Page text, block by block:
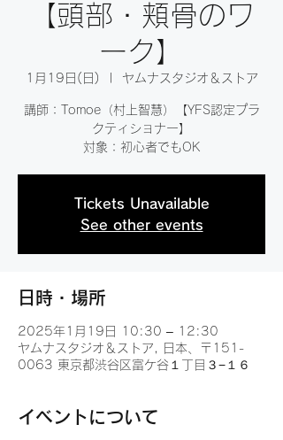
【頭部・頬骨のワ
ーク】
1月19日(日) ヤムナスタジオ＆ストア
講師：Tomoe（村上智慧）【YFS認定プラ
クティショナー】
対象：初心者でもOK
Tickets Unavailable
See other events
日時・場所
2025年1月19日 10:30 – 12:30
ヤムナスタジオ＆ストア, 日本、〒151-
0063 東京都渋谷区富ケ谷１丁目３−１６
イベントについて